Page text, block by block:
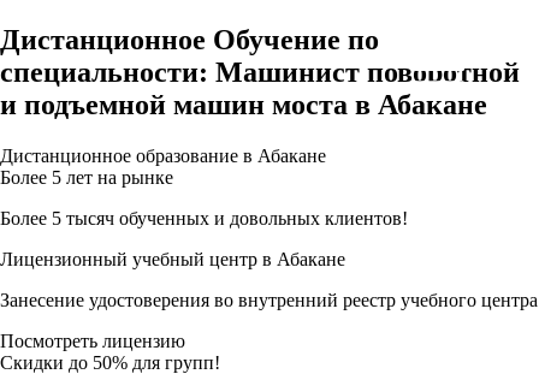
Дистанционное Обучение по
специальности: Машинист поворотной
и подъемной машин моста в Абакане
Дистанционное образование в Абакане
Более 5 лет на рынке
Более 5 тысяч обученных и довольных клиентов!
Лицензионный учебный центр в Абакане
Занесение удостоверения во внутренний реестр учебного центра
Посмотреть лицензию
Скидки до 50% для групп!